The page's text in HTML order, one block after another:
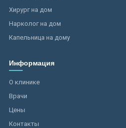
Хирург на дом
Нарколог на дом
Капельница на дому
Информация
О клинике
Врачи
Цены
Контакты